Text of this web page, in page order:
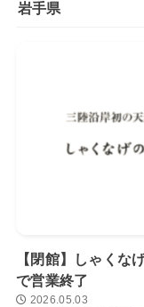
岩手県
【閉館】しゃくな
で営業終了
2026.05.03